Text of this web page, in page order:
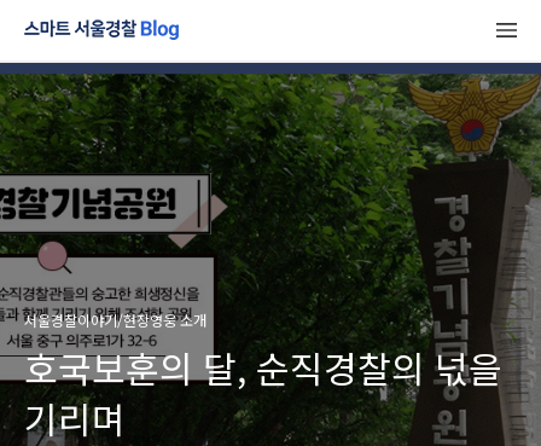
서울경찰이야기/현장영웅 소개
호국보훈의 달, 순직경찰의 넋을
기리며